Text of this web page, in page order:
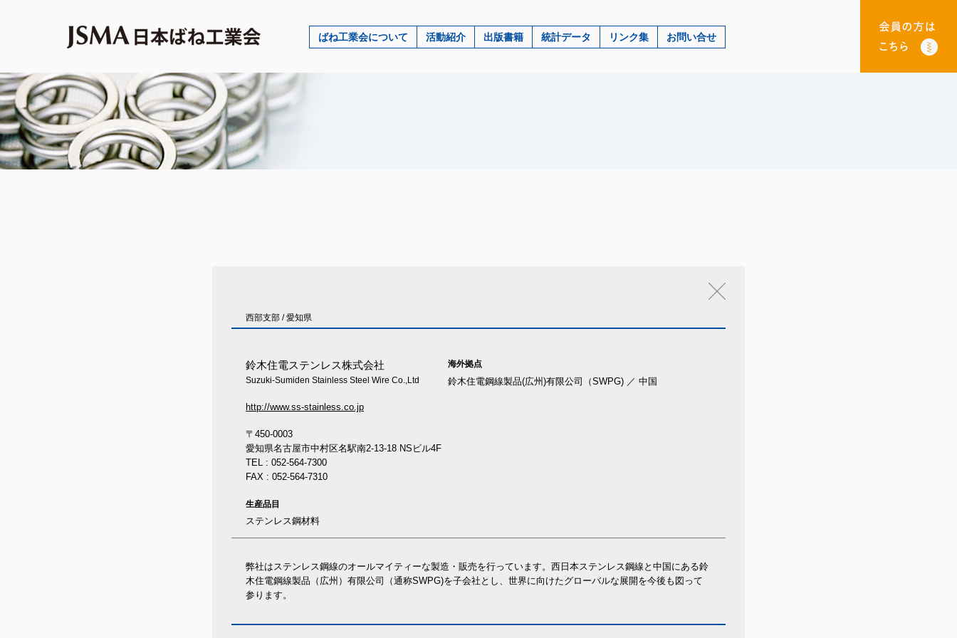
ばね工業会について 活動紹介 出版書籍 統計データ リンク集 お問い合せ
西部支部 /愛知県
鈴木住電ステンレス株式会社
Suzuki-Sumiden Stainless Steel Wire Co.,Ltd
http://www.ss-stainless.co.jp
〒450-0003
愛知県名古屋市中村区名駅南2-13-18 NSビル4F
TEL : 052-564-7300
FAX : 052-564-7310
海外拠点
鈴木住電鋼線製品(広州)有限公司（SWPG) ／ 中国
生産品目
ステンレス鋼材料
弊社はステンレス鋼線のオールマイティーな製造・販売を行っています。西日本ステンレス鋼線と中国にある鈴
木住電鋼線製品（広州）有限公司（通称SWPG)を子会社とし、世界に向けたグローバルな展開を今後も図って
参ります。